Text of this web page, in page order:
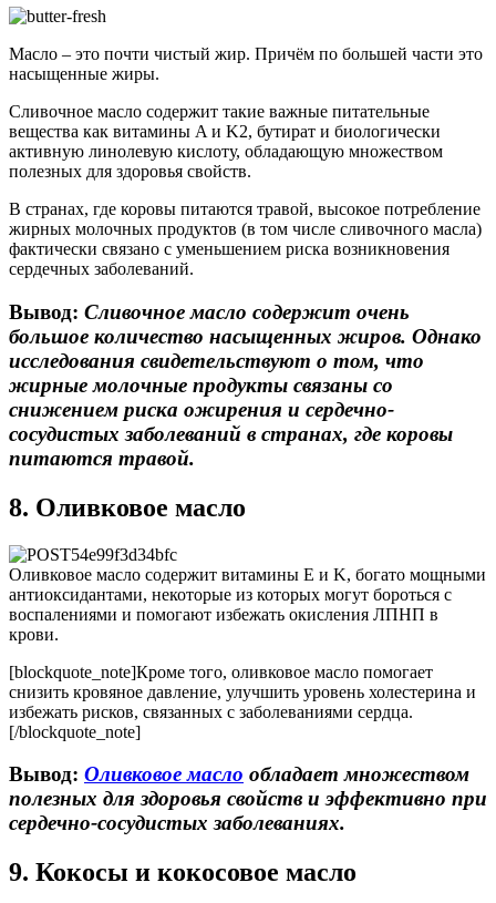
Масло – это почти чистый жир. Причём по большей части это
насыщенные жиры.
Сливочное масло содержит такие важные питательные
вещества как витамины A и K2, бутират и биологически
активную линолевую кислоту, обладающую множеством
полезных для здоровья свойств.
В странах, где коровы питаются травой, высокое потребление
жирных молочных продуктов (в том числе сливочного масла)
фактически связано с уменьшением риска возникновения
сердечных заболеваний.
Вывод: Сливочное масло содержит очень
большое количество насыщенных жиров. Однако
исследования свидетельствуют о том, что
жирные молочные продукты связаны со
снижением риска ожирения и сердечно-
сосудистых заболеваний в странах, где коровы
питаются травой.
8. Оливковое масло
Оливковое масло содержит витамины E и K, богато мощными
антиоксидантами, некоторые из которых могут бороться с
воспалениями и помогают избежать окисления ЛПНП в
крови.
[blockquote_note]Кроме того, оливковое масло помогает
снизить кровяное давление, улучшить уровень холестерина и
избежать рисков, связанных с заболеваниями сердца.
[/blockquote_note]
Вывод: Оливковое масло обладает множеством
полезных для здоровья свойств и эффективно при
сердечно-сосудистых заболеваниях.
9. Кокосы и кокосовое масло